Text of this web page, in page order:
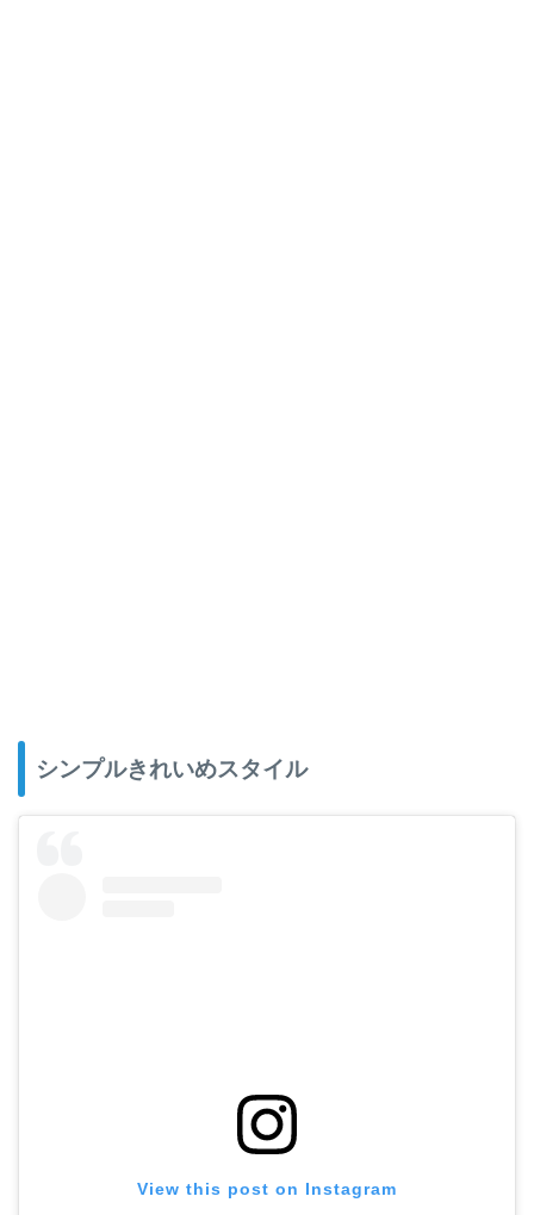
シンプルきれいめスタイル
View this post on Instagram